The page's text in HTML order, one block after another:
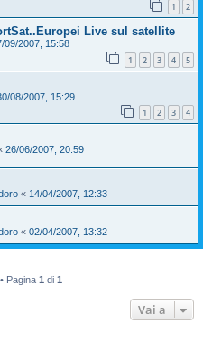
1 2
Live sul satellite
09/2007, 15:58
1 2 3 4 5
08/2007, 15:29
1 2 3 4
26/06/2007, 20:59
« 14/04/2007, 12:33
« 02/04/2007, 13:32
Pagina 1di 1
Vai a